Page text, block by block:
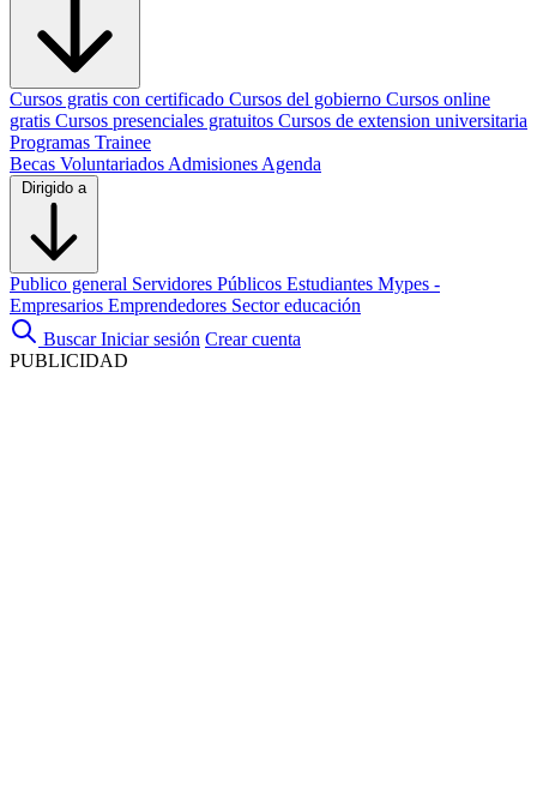
Cursos gratis con certificado Cursos del gobierno Cursos online
gratis Cursos presenciales gratuitos Cursos de extension universitaria
Programas Trainee
Becas Voluntariados Admisiones Agenda
Dirigido a
Publico general Servidores Públicos Estudiantes Mypes -
Empresarios Emprendedores Sector educación
Buscar Iniciar sesión Crear cuenta
PUBLICIDAD